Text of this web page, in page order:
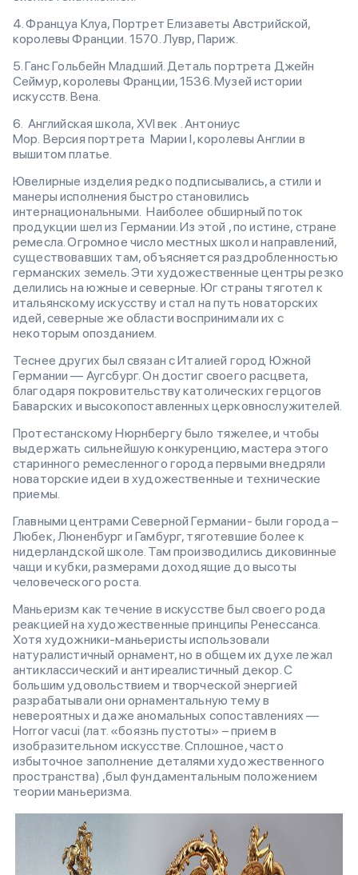
4. Француа Клуа, Портрет Елизаветы Австрийской,
королевы Франции. 1570. Лувр, Париж.
5. Ганс Гольбейн Младший. Деталь портрета Джейн
Сеймур, королевы Франции, 1536. Музей истории
искусств. Вена.
6. Английская школа, XVI век . Антониус
Мор. Версия портрета Марии I, королевы Англии в
вышитом платье.
Ювелирные изделия редко подписывались, а стили и
манеры исполнения быстро становились
интернациональными. Наиболее обширный поток
продукции шел из Германии. Из этой , по истине, стране
ремесла. Огромное число местных школ и направлений,
существовавших там, объясняется раздробленностью
германских земель. Эти художественные центры резко
делились на южные и северные. Юг страны тяготел к
итальянскому искусству и стал на путь новаторских
идей, северные же области воспринимали их с
некоторым опозданием.
Теснее других был связан с Италией город Южной
Германии — Аугсбург. Он достиг своего расцвета,
благодаря покровительству католических герцогов
Баварских и высокопоставленных церковнослужителей.
Протестанскому Нюрнбергу было тяжелее, и чтобы
выдержать сильнейшую конкуренцию, мастера этого
старинного ремесленного города первыми внедряли
новаторские идеи в художественные и технические
приемы.
Главными центрами Северной Германии- были города –
Любек, Люненбург и Гамбург, тяготевшие более к
нидерландской школе. Там производились диковинные
чащи и кубки, размерами доходящие до высоты
человеческого роста.
Маньеризм как течение в искусстве был своего рода
реакцией на художественные принципы Ренессанса.
Хотя художники-маньеристы использовали
натуралистичный орнамент, но в общем их духе лежал
антиклассический и антиреалистичный декор. С
большим удовольствием и творческой энергией
разрабатывали они орнаментальную тему в
невероятных и даже аномальных сопоставлениях —
Horror vacui (лат. «боязнь пустоты» – прием в
изобразительном искусстве. Сплошное, часто
избыточное заполнение деталями художественного
пространства) ,был фундаментальным положением
теории маньеризма.